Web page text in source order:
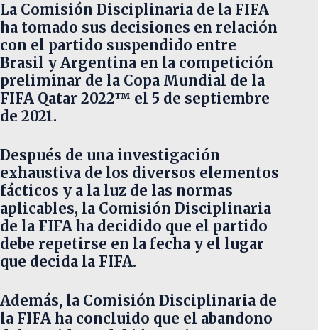
La Comisión Disciplinaria de la FIFA
ha tomado sus decisiones en relación
con el partido suspendido entre
Brasil y Argentina en la competición
preliminar de la Copa Mundial de la
FIFA Qatar 2022™ el 5 de septiembre
de 2021.
Después de una investigación
exhaustiva de los diversos elementos
fácticos y a la luz de las normas
aplicables, la Comisión Disciplinaria
de la FIFA ha decidido que el partido
debe repetirse en la fecha y el lugar
que decida la FIFA.
Además, la Comisión Disciplinaria de
la FIFA ha concluido que el abandono